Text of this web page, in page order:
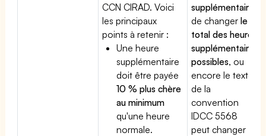
CCN CIRAD. Voici
les principaux
points à retenir :
Une heure
supplémentaire
doit être payée
10 % plus chère
au minimum
qu'une heure
normale.
supplémentaire
de changerle
total des heures
supplémentaires
possibles, ou
encore le texte
de la
convention
IDCC 5568
peut changer